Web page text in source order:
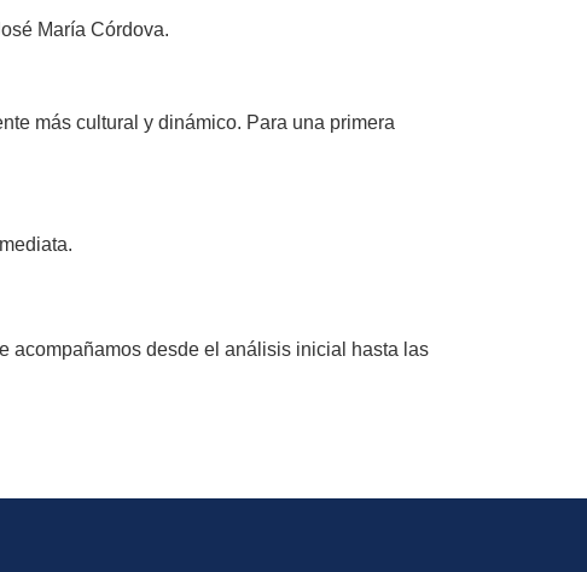
María Córdova.
más cultural y dinámico. Para una primera
acompañamos desde el análisis inicial hasta las